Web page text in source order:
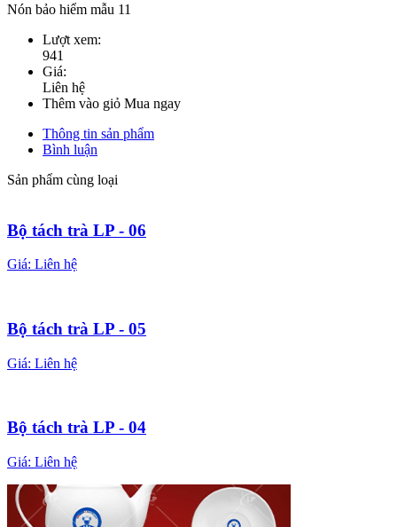
Nón bảo hiểm mẫu 11
Lượt xem:
941
Giá:
Liên hệ
Thêm vào giỏ Mua ngay
Thông tin sản phẩm
Bình luận
Sản phẩm cùng loại
Bộ tách trà LP - 06
Giá: Liên hệ
Bộ tách trà LP - 05
Giá: Liên hệ
Bộ tách trà LP - 04
Giá: Liên hệ